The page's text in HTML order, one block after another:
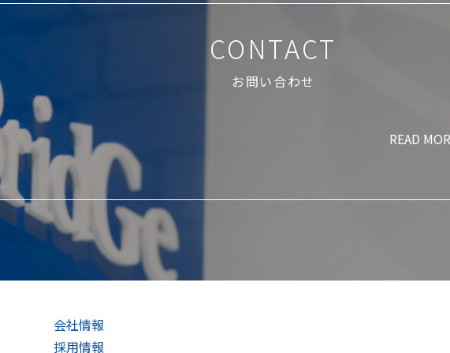
CONTACT
お問い合わせ
READ
会社情報
採用情報